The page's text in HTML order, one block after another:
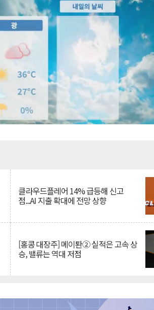
클라우드플레어 14% 급등해 신고
점...AI 지출 확대에 전망 상향
[홍콩 대장주] 메이퇀② 실적은 고속 상
승, 밸류는 역대 저점